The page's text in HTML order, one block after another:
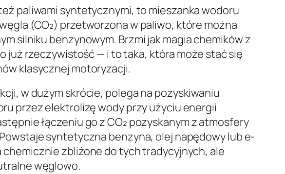
paliwami syntetycznymi, to mieszanka wodoru
(CO₂) przetworzona w paliwo, które można
silniku benzynowym. Brzmi jak magia chemików z
już rzeczywistość — i to taka, która może stać się
klasycznej motoryzacji.
w dużym skrócie, polega na pozyskiwaniu
przez elektrolizę wody przy użyciu energii
łączeniu go z CO₂ pozyskanym z atmosfery
syntetyczna benzyna, olej napędowy lub e-
zbliżone do tych tradycyjnych, ale
węglowo.